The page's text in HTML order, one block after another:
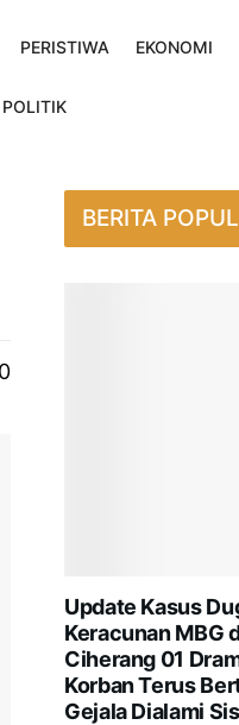
PERISTIWA EKONOMI
POLITIK
0
BERITA
Update Kasus
Keracunan MBG
Ciherang 01
Korban Terus
Gejala Dialami